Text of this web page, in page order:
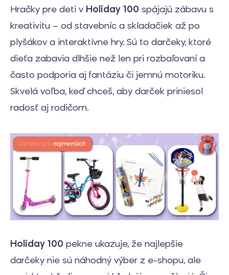
Hračky pre deti v Holiday 100 spájajú zábavu s
kreativitu – od stavebníc a skladačiek až po
plyšákov a interaktívne hry. Sú to darčeky, ktoré
dieťa zabavia dlhšie než len pri rozbaľovaní a
často podporia aj fantáziu či jemnú motoriku.
Skvelá voľba, keď chceš, aby darček priniesol
radosť aj rodičom.
Holiday 100 pekne ukazuje, že najlepšie
darčeky nie sú náhodný výber z e-shopu, ale